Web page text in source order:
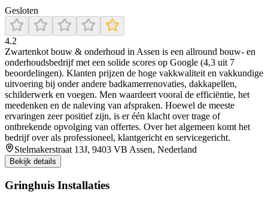
Gesloten
4.2
Zwartenkot bouw & onderhoud in Assen is een allround bouw- en
onderhoudsbedrijf met een solide scores op Google (4,3 uit 7
beoordelingen). Klanten prijzen de hoge vakkwaliteit en vakkundige
uitvoering bij onder andere badkamerrenovaties, dakkapellen,
schilderwerk en voegen. Men waardeert vooral de efficiëntie, het
meedenken en de naleving van afspraken. Hoewel de meeste
ervaringen zeer positief zijn, is er één klacht over trage of
ontbrekende opvolging van offertes. Over het algemeen komt het
bedrijf over als professioneel, klantgericht en servicegericht.
Stelmakerstraat 13J, 9403 VB Assen, Nederland
Bekijk details
Gringhuis Installaties